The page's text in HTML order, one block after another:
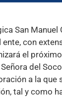
San
ente, con
el
del
a la que
tal y como